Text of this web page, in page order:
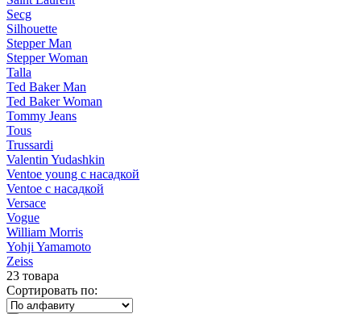
Secg
Silhouette
Stepper Man
Stepper Woman
Talla
Ted Baker Man
Ted Baker Woman
Tommy Jeans
Tous
Trussardi
Valentin Yudashkin
Ventoe young с насадкой
Ventoe с насадкой
Versace
Vogue
William Morris
Yohji Yamamoto
Zeiss
23 товара
Сортировать по: